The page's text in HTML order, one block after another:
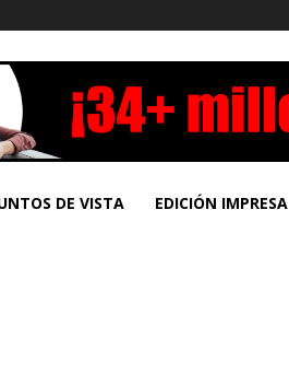
DE VISTA EDICIÓN IMPRESA